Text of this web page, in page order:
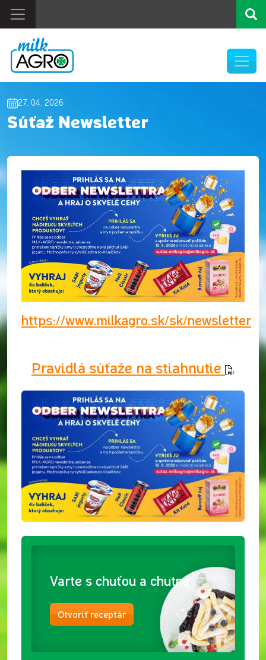
27. 04. 2026
Súťaž Newsletter
https://www.milkagro.sk/sk/newsletter
Pravidlá súťaže na stiahnutie
Varte s chuťou a chutne
Otvoriť receptár